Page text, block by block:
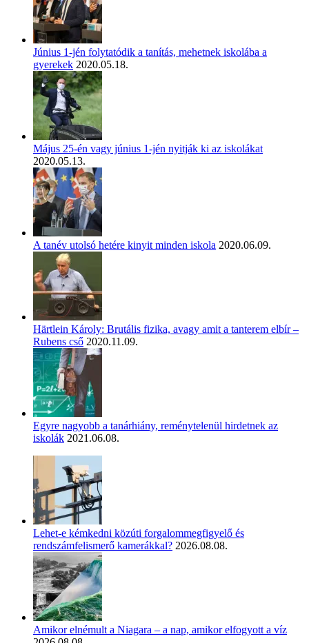
Június 1-jén folytatódik a tanítás, mehetnek iskolába a
gyerekek 2020.05.18.
Május 25-én vagy június 1-jén nyitják ki az iskolákat
2020.05.13.
A tanév utolsó hetére kinyit minden iskola 2020.06.09.
Härtlein Károly: Brutális fizika, avagy amit a tanterem elbír –
Rubens cső 2020.11.09.
Egyre nagyobb a tanárhiány, reménytelenül hirdetnek az
iskolák 2021.06.08.
Lehet-e kémkedni közúti forgalommegfigyelő és
rendszámfelismerő kamerákkal? 2026.08.08.
Amikor elnémult a Niagara – a nap, amikor elfogyott a víz